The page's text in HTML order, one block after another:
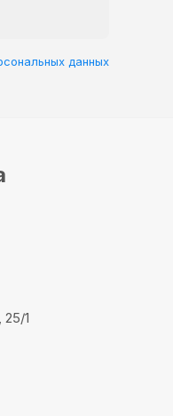
данных
1